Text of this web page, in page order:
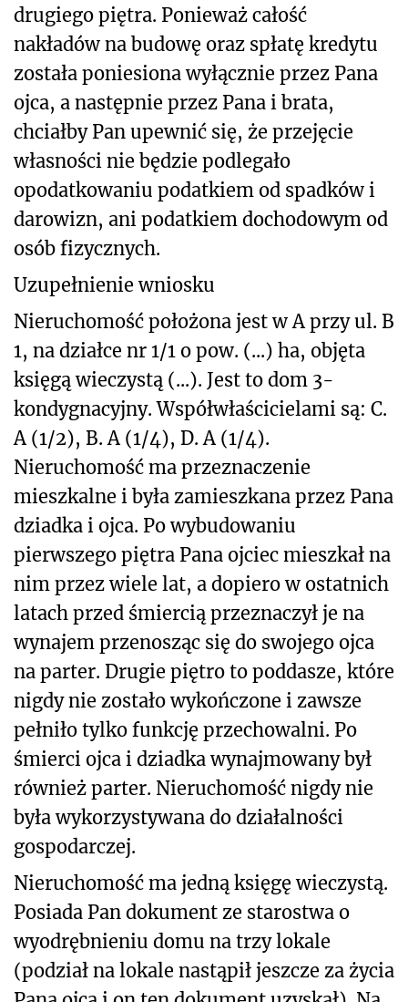
drugiego piętra. Ponieważ całość
nakładów na budowę oraz spłatę kredytu
została poniesiona wyłącznie przez Pana
ojca, a następnie przez Pana i brata,
chciałby Pan upewnić się, że przejęcie
własności nie będzie podlegało
opodatkowaniu podatkiem od spadków i
darowizn, ani podatkiem dochodowym od
osób fizycznych.
Uzupełnienie wniosku
Nieruchomość położona jest w A przy ul. B
1, na działce nr 1/1 o pow. (...) ha, objęta
księgą wieczystą (...). Jest to dom 3-
kondygnacyjny. Współwłaścicielami są: C.
A (1/2), B. A (1/4), D. A (1/4).
Nieruchomość ma przeznaczenie
mieszkalne i była zamieszkana przez Pana
dziadka i ojca. Po wybudowaniu
pierwszego piętra Pana ojciec mieszkał na
nim przez wiele lat, a dopiero w ostatnich
latach przed śmiercią przeznaczył je na
wynajem przenosząc się do swojego ojca
na parter. Drugie piętro to poddasze, które
nigdy nie zostało wykończone i zawsze
pełniło tylko funkcję przechowalni. Po
śmierci ojca i dziadka wynajmowany był
również parter. Nieruchomość nigdy nie
była wykorzystywana do działalności
gospodarczej.
Nieruchomość ma jedną księgę wieczystą.
Posiada Pan dokument ze starostwa o
wyodrębnieniu domu na trzy lokale
(podział na lokale nastąpił jeszcze za życia